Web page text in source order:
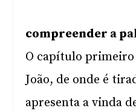
compreender a
O capítulo primeiro
João, de onde é
apresenta a vinda